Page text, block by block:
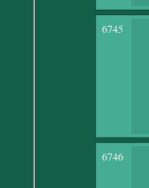
6745
6746